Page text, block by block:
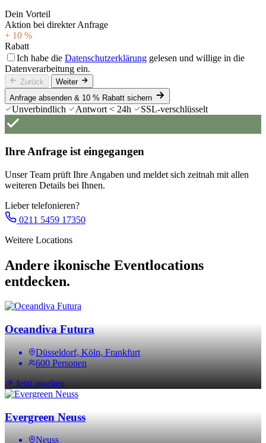
Dein Vorteil
Aktion bei direkter Anfrage
+ 10 %
Rabatt
Ich habe die Datenschutzerklärung gelesen und willige in die
Datenverarbeitung ein.
Zurück
Weiter
Anfrage absenden & 10 % Rabatt sichern
Unverbindlich Antwort < 24h SSL-verschlüsselt
Ihre Anfrage ist eingegangen
Unser Team prüft Ihre Angaben und meldet sich zeitnah mit allen
weiteren Details bei Ihnen.
Lieber telefonieren?
0211 5459 17350
Weitere Locations
Andere ikonische Eventlocations
entdecken.
Oceandiva Futura
Düsseldorf, Köln, Frankfurt
600 Personen
Jetzt ansehen
Evergreen Neuss
Neuss